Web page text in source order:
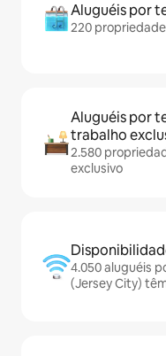
Aluguéis por
220
Aluguéis por
trabalho
2.580
exclusivo
4.050 aluguéis
(Jersey City)